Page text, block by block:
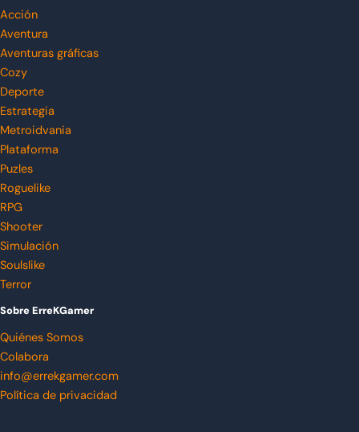
Acción
Aventura
Aventuras gráficas
Cozy
Deporte
Estrategia
Metroidvania
Plataforma
Puzles
Roguelike
RPG
Shooter
Simulación
Soulslike
Terror
Sobre ErreKGamer
Quiénes Somos
Colabora
info@errekgamer.com
Política de privacidad